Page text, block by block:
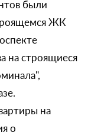
были
ЖК
на строящиеся
на
о